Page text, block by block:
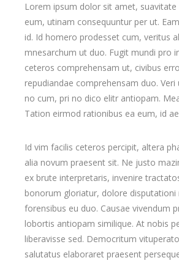
Lorem ipsum dolor sit amet,
eum, utinam consequuntur per ut.
id. Id homero prodesset cum, veritus
mnesarchum ut duo. Fugit mundi pro
ceteros comprehensam ut, civibus
repudiandae comprehensam duo.
no cum, pri no dico elitr antiopam.
Tation eirmod rationibus ea eum, id
Id vim facilis ceteros percipit, altera
alia novum praesent sit. Ne justo
ex brute interpretaris, invenire
bonorum gloriatur, dolore disputationi
forensibus eu duo. Causae vivendum
lobortis antiopam similique. At nobis
liberavisse sed. Democritum
salutatus elaboraret praesent